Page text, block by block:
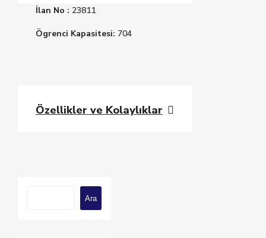
İlan No : 23811
Ögrenci Kapasitesi: 704
Özellikler ve Kolaylıklar
Ara